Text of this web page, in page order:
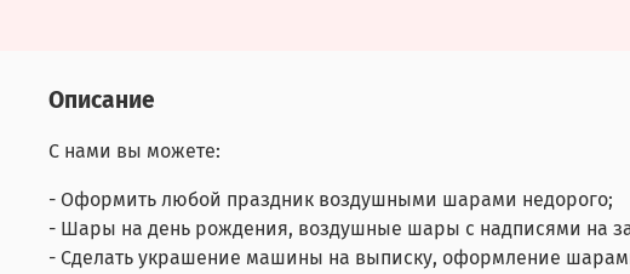
Описание
С нами вы можете:
- Оформить любой праздник воздушными шарами недорого;
- Шары на день рождения, воздушные шары с надписями на
- Сделать украшение машины на выписку, оформление